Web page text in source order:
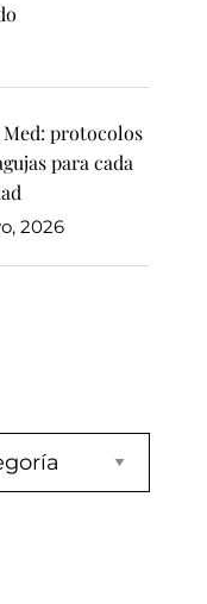
Med: protocolos
para cada
2026